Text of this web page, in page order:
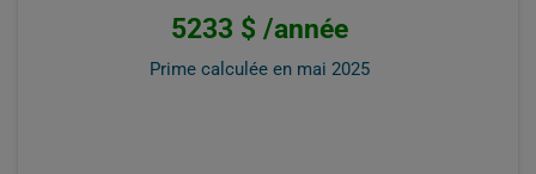
5233 $ /année
Prime calculée en mai 2025